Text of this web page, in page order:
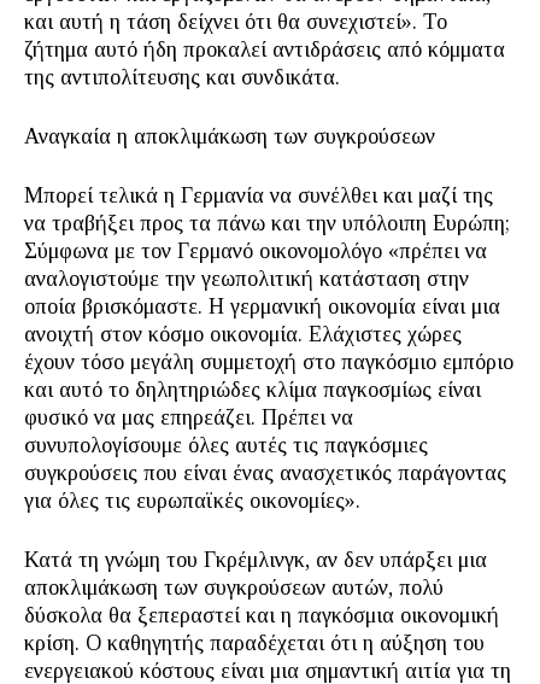
και αυτή η τάση δείχνει ότι θα συνεχιστεί». Το
ζήτημα αυτό ήδη προκαλεί αντιδράσεις από κόμματα
της αντιπολίτευσης και συνδικάτα.
Αναγκαία η αποκλιμάκωση των συγκρούσεων
Μπορεί τελικά η Γερμανία να συνέλθει και μαζί της
να τραβήξει προς τα πάνω και την υπόλοιπη Ευρώπη;
Σύμφωνα με τον Γερμανό οικονομολόγο «πρέπει να
αναλογιστούμε την γεωπολιτική κατάσταση στην
οποία βρισκόμαστε. Η γερμανική οικονομία είναι μια
ανοιχτή στον κόσμο οικονομία. Ελάχιστες χώρες
έχουν τόσο μεγάλη συμμετοχή στο παγκόσμιο εμπόριο
και αυτό το δηλητηριώδες κλίμα παγκοσμίως είναι
φυσικό να μας επηρεάζει. Πρέπει να
συνυπολογίσουμε όλες αυτές τις παγκόσμιες
συγκρούσεις που είναι ένας ανασχετικός παράγοντας
για όλες τις ευρωπαϊκές οικονομίες».
Κατά τη γνώμη του Γκρέμλινγκ, αν δεν υπάρξει μια
αποκλιμάκωση των συγκρούσεων αυτών, πολύ
δύσκολα θα ξεπεραστεί και η παγκόσμια οικονομική
κρίση. Ο καθηγητής παραδέχεται ότι η αύξηση του
ενεργειακού κόστους είναι μια σημαντική αιτία για τη